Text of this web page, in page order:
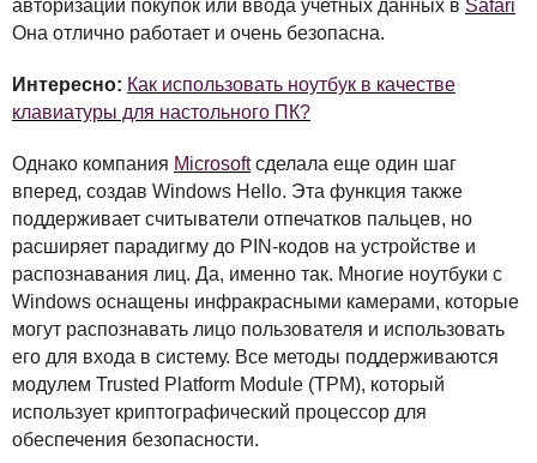
авторизации покупок или ввода учетных данных в Safari
Она отлично работает и очень безопасна.
Интересно: Как использовать ноутбук в качестве
клавиатуры для настольного ПК?
Однако компания Microsoftсделала еще один шаг
вперед, создав Windows Hello. Эта функция также
поддерживает считыватели отпечатков пальцев, но
расширяет парадигму до PIN-кодов на устройстве и
распознавания лиц. Да, именно так. Многие ноутбуки с
Windows оснащены инфракрасными камерами, которые
могут распознавать лицо пользователя и использовать
его для входа в систему. Все методы поддерживаются
модулем Trusted Platform Module (TPM), который
использует криптографический процессор для
обеспечения безопасности.